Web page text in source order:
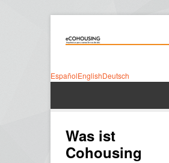
EspañolEnglishDeutsch
Was ist
Cohousing